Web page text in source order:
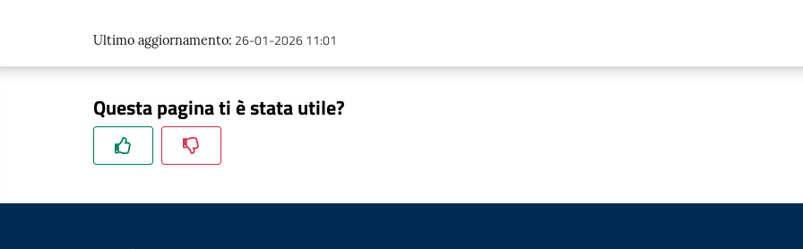
Ultimo aggiornamento: 26-01-2026 11:01
Questa pagina ti è stata utile?